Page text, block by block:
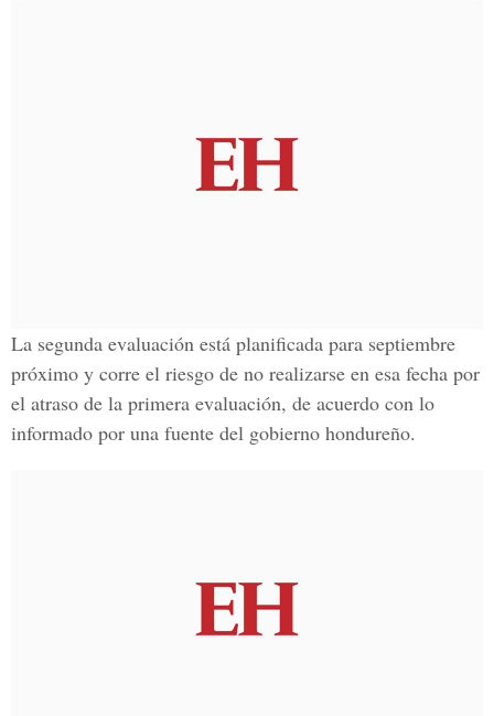
La segunda evaluación está planificada para septiembre
próximo y corre el riesgo de no realizarse en esa fecha por
el atraso de la primera evaluación, de acuerdo con lo
informado por una fuente del gobierno hondureño.